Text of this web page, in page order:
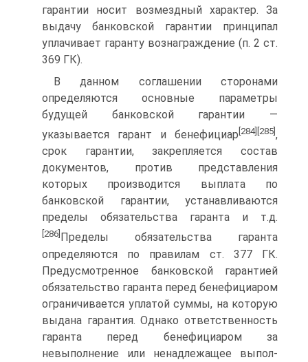
гарантии носит возмездный характер. За
выдачу банковской гарантии принципал
уплачивает гаранту вознаграждение (п. 2 ст.
369 ГК).
В данном соглашении сторонами
определяются основные параметры
будущей банковской гарантии —
указывается гарант и бенефициар [284] [285] ,
срок гарантии, закре­пляется состав
документов, против представления
которых производится выплата по
банковской гарантии, устанавливаются
пределы обязательства гаранта и т.д.
[286] Пределы обязательства гаранта
определяются по правилам ст. 377 ГК.
Преду­смотренное банковской гарантией
обязательство гаранта перед бенефициаром
ограничивается уплатой суммы, на которую
выдана гарантия. Однако ответствен­ность
гаранта перед бенефициаром за
невыполнение или ненадлежащее выпол­